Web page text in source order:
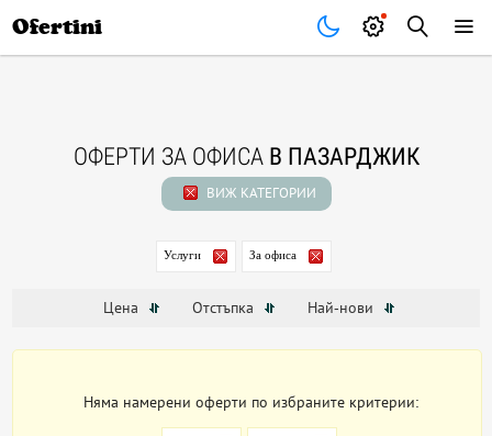
Ofertini
ОФЕРТИ ЗА ОФИСА В ПАЗАРДЖИК
ВИЖ КАТЕГОРИИ
Услуги За офиса
Цена Отстъпка Най-нови
Няма намерени оферти по избраните критерии: